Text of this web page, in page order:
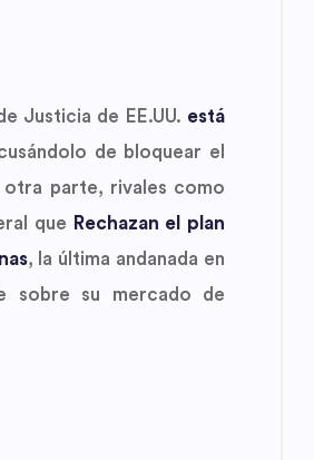
Justicia de EE.UU. está
de bloquear el
parte, rivales como
que Rechazan el plan
, la última andanada en
sobre su mercado de